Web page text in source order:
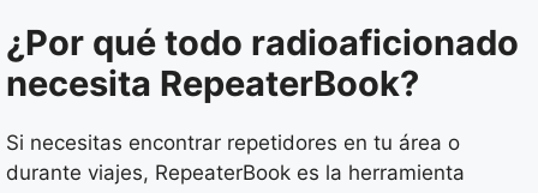
¿Por qué todo radioaficionado
necesita RepeaterBook?
Si necesitas encontrar repetidores en tu área o
durante viajes, RepeaterBook es la herramienta